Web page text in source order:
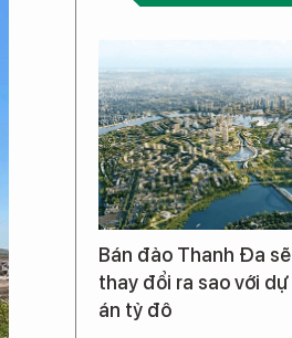
Bán đảo Thanh Đa sẽ
thay đổi ra sao với dự
án tỷ đô